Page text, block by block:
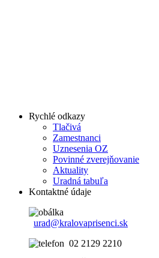
Rychlé odkazy
Tlačivá
Zamestnanci
Uznesenia OZ
Povinné zverejňovanie
Aktuality
Uradná tabuľa
Kontaktné údaje
urad@kralovaprisenci.sk
02 2129 2210